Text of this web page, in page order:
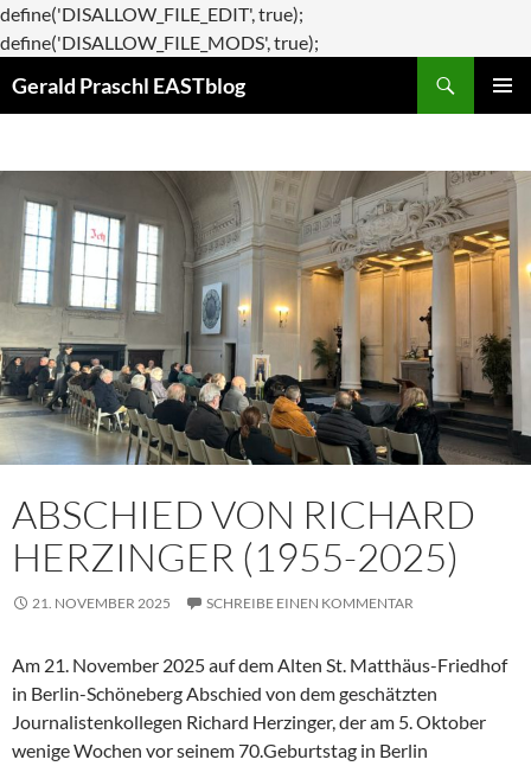
define('DISALLOW_FILE_EDIT', true);
define('DISALLOW_FILE_MODS', true);
Gerald Praschl EASTblog
ABSCHIED VON RICHARD
HERZINGER (1955-2025)
21. NOVEMBER 2025 SCHREIBE EINEN KOMMENTAR
Am 21. November 2025 auf dem Alten St. Matthäus-Friedhof
in Berlin-Schöneberg Abschied von dem geschätzten
Journalistenkollegen Richard Herzinger, der am 5. Oktober
wenige Wochen vor seinem 70.Geburtstag in Berlin